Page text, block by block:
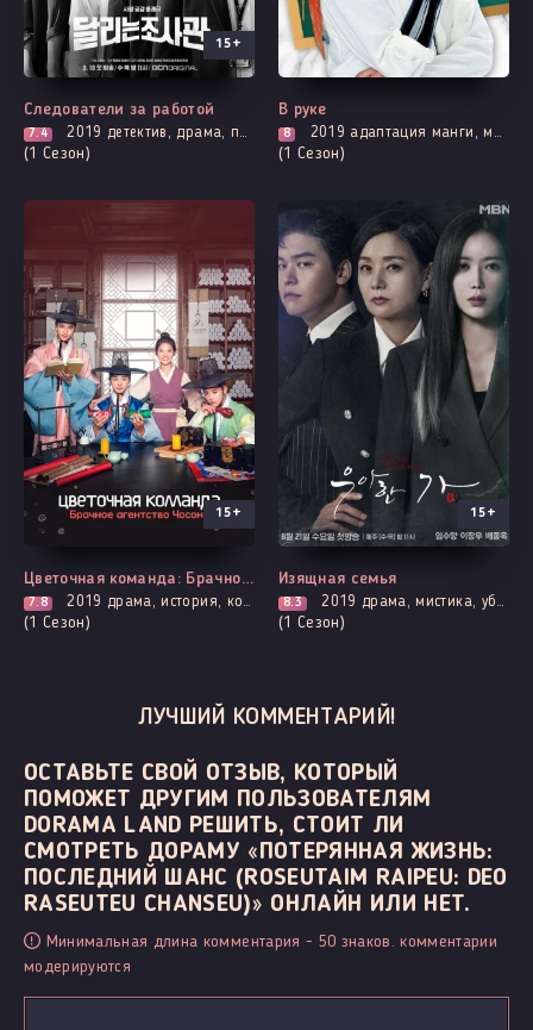
Все серии
15+
Следователи за работой
7.4 2019 детектив, драма, про закон прокуроров и адвокатов, мистика, криминал
(1 Сезон)
Все серии
В руке
8 2019 адаптация манги, мистика, про врачей и медицину, комедия, броманс, расследование, фантастика
(1 Сезон)
Все серии
15+
Цветочная команда: Брачное агентство Чосона
7.8 2019 драма, история, комедия, трагическое прошлое, мелодрама, романтика
(1 Сезон)
Все серии
15+
Изящная семья
8.3 2019 драма, мистика, убийство, мелодрама, триллер
(1 Сезон)
ЛУЧШИЙ КОММЕНТАРИЙ!
ОСТАВЬТЕ СВОЙ ОТЗЫВ, КОТОРЫЙ
ПОМОЖЕТ ДРУГИМ ПОЛЬЗОВАТЕЛЯМ
DORAMA LAND РЕШИТЬ, СТОИТ ЛИ
СМОТРЕТЬ ДОРАМУ «ПОТЕРЯННАЯ ЖИЗНЬ:
ПОСЛЕДНИЙ ШАНС (ROSEUTAIM RAIPEU: DEO
RASEUTEU CHANSEU)» ОНЛАЙН ИЛИ НЕТ.
Минимальная длина комментария - 50 знаков. комментарии
модерируются